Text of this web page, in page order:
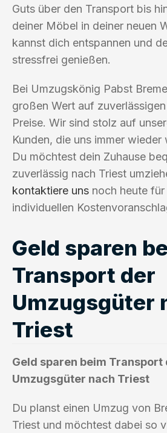
Guts über den Transport bis
deiner Möbel in deiner neuen
kannst dich entspannen und
stressfrei genießen.
Bei Umzugskönig Pabst
großen Wert auf
Preise. Wir sind stolz auf
Kunden, die uns immer wieder
Du möchtest dein Zuhause
zuverlässig nach Triest
kontaktiere uns noch heute für
individuellen
Geld sparen
Transport der
Umzugsgüter
Triest
Geld sparen beim Transport
Umzugsgüter nach Triest
Du planst einen Umzug von
Triest und möchtest dabei so